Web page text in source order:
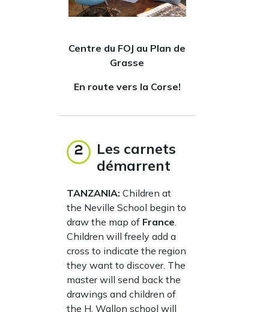
Centre du FOJ au Plan de
Grasse
En route vers la Corse!
2
Les carnets
démarrent
TANZANIA: Children at
the Neville School begin to
draw the map of France.
Children will freely add a
cross to indicate the region
they want to discover. The
master will send back the
drawings and children of
the H. Wallon school will